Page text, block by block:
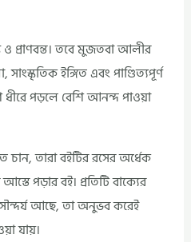
ও প্রাণবন্ত। তবে মুজতবা আলীর
ইঙ্গিত এবং পাণ্ডিত্যপূর্ণ
ধীরে পড়লে বেশি আনন্দ পাওয়া
চান, তারা বইটির রসের অর্ধেক
পড়ার বই। প্রতিটি বাক্যের
আছে, তা অনুভব করেই
যায়।